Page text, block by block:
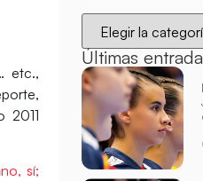
etc.,
2011
sí;
Últimas